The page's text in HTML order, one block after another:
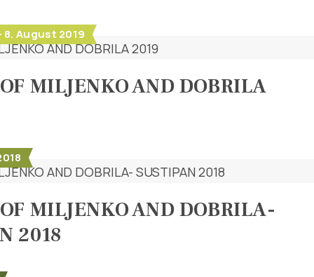
8. August 2019
MILJENKO AND DOBRILA
MILJENKO AND DOBRILA-
2018